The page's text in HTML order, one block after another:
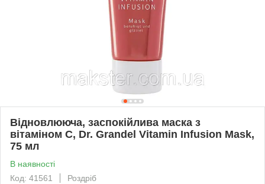
Відновлююча, заспокійлива маска з
вітаміном С, Dr. Grandel Vitamin Infusion Mask,
75 мл
В наявності
Код: 41561
Роздріб